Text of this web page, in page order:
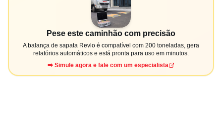
Pese este caminhão com precisão
A balança de sapata Revlo é compatível com 200 toneladas, gera
relatórios automáticos e está pronta para uso em minutos.
➡️ Simule agora e fale com um especialista